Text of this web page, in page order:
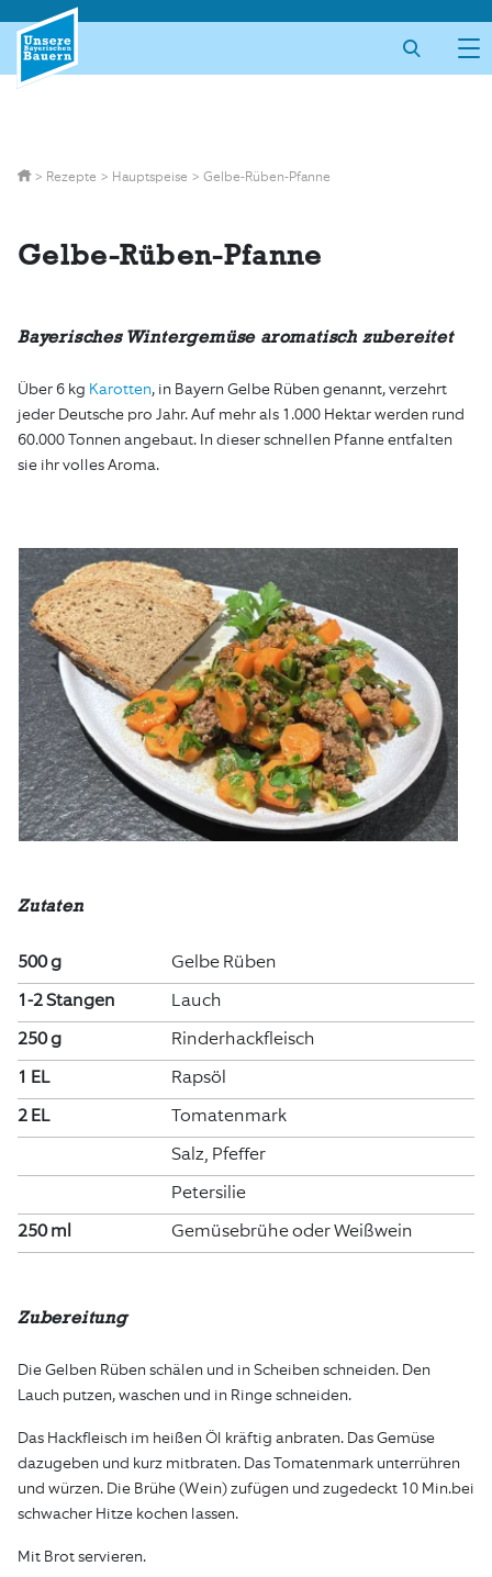
content
> Rezepte > Hauptspeise > Gelbe-Rüben-Pfanne
Gelbe-Rüben-Pfanne
Bayerisches Wintergemüse aromatisch zubereitet
Über 6 kg Karotten, in Bayern Gelbe Rüben genannt, verzehrt
jeder Deutsche pro Jahr. Auf mehr als 1.000 Hektar werden rund
60.000 Tonnen angebaut. In dieser schnellen Pfanne entfalten
sie ihr volles Aroma.
Zutaten
500 g
Gelbe Rüben
1-2 Stangen
Lauch
250 g
Rinderhackfleisch
1 EL
Rapsöl
2 EL
Tomatenmark
Salz, Pfeffer
Petersilie
250 ml
Gemüsebrühe oder Weißwein
Zubereitung
Die Gelben Rüben schälen und in Scheiben schneiden. Den
Lauch putzen, waschen und in Ringe schneiden.
Das Hackfleisch im heißen Öl kräftig anbraten. Das Gemüse
dazugeben und kurz mitbraten. Das Tomatenmark unterrühren
und würzen. Die Brühe (Wein) zufügen und zugedeckt 10 Min.bei
schwacher Hitze kochen lassen.
Mit Brot servieren.